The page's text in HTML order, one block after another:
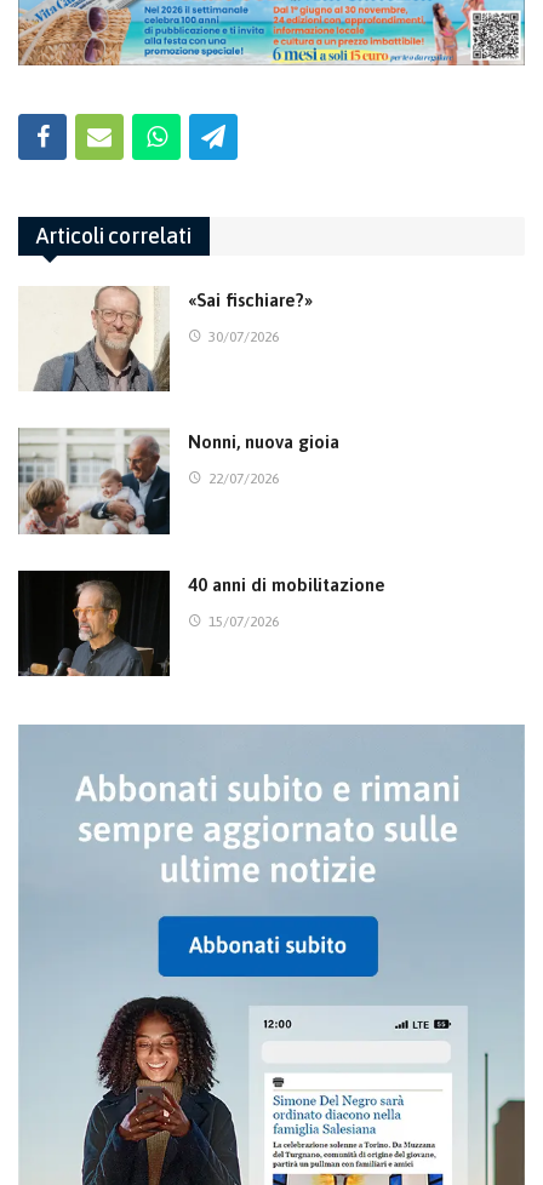
Articoli correlati
«Sai fischiare?»
30/07/2026
Nonni, nuova gioia
22/07/2026
40 anni di mobilitazione
15/07/2026